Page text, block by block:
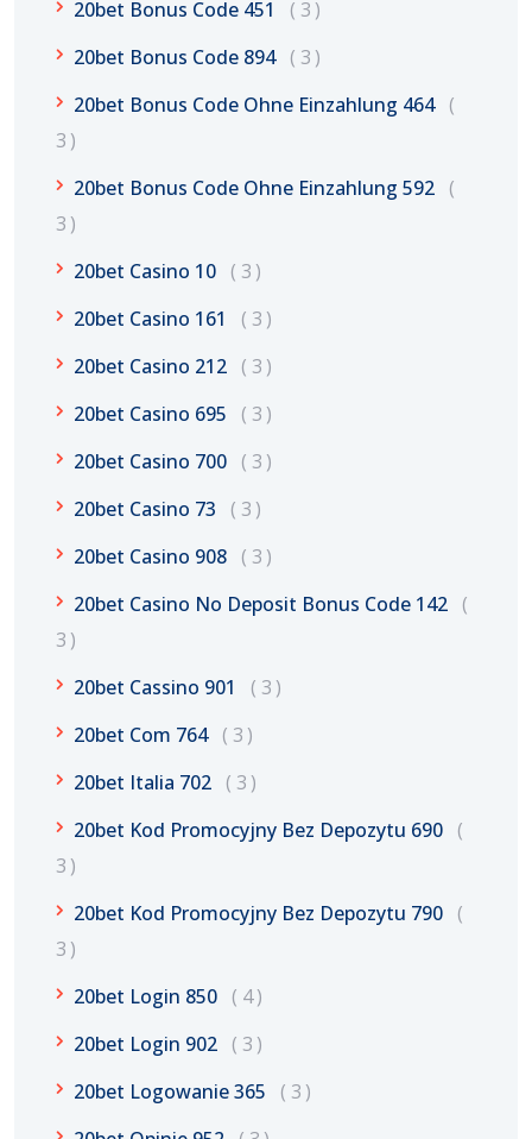
20bet Bonus Code 451
3
20bet Bonus Code 894
3
20bet Bonus Code Ohne Einzahlung 464
3
20bet Bonus Code Ohne Einzahlung 592
3
20bet Casino 10
3
20bet Casino 161
3
20bet Casino 212
3
20bet Casino 695
3
20bet Casino 700
3
20bet Casino 73
3
20bet Casino 908
3
20bet Casino No Deposit Bonus Code 142
3
20bet Cassino 901
3
20bet Com 764
3
20bet Italia 702
3
20bet Kod Promocyjny Bez Depozytu 690
3
20bet Kod Promocyjny Bez Depozytu 790
3
20bet Login 850
4
20bet Login 902
3
20bet Logowanie 365
3